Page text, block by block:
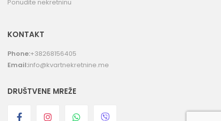
Ponudite nekretninu
KONTAKT
Phone:+38268156405
Email:info@kvartnekretnine.me
DRUŠTVENE MREŽE